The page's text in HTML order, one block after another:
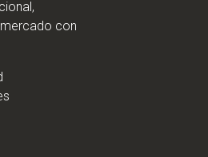
con